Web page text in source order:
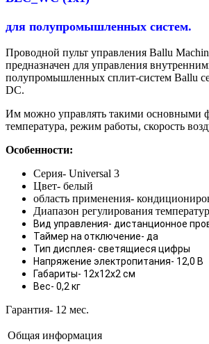
для полупромышленных систем.
Проводной пульт управления Ballu
предназначен для управления
полупромышленных сплит-систем Ballu
DC.
Им можно управлять такими основными
температура, режим работы, скорость
Особенности:
Серия- Universal 3
Цвет- белый
область применения-
Диапазон регулирования
Вид управления- дистанционное
Таймер на отключение- да
Тип дисплея- светящиеся цифры
Напряжение электропитания- 12,0 В
Габариты- 12х12х2 см
Вес- 0,2 кг
Гарантия- 12 мес.
Общая информация